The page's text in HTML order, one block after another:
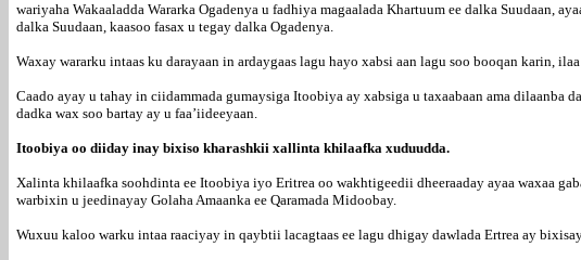
wariyaha Wakaaladda Wararka Ogadenya u fadhiya magaalada Khartuum ee dalka Suudaan,
dalka Suudaan, kaasoo fasax u tegay dalka Ogadenya.
Waxay wararku intaas ku darayaan in ardaygaas lagu hayo xabsi aan lagu soo booqan karin,
Caado ayay u tahay in ciidammada gumaysiga Itoobiya ay xabsiga u taxaabaan ama dilaanba
dadka wax soo bartay ay u faa’iideeyaan.
Itoobiya oo diiday inay bixiso kharashkii xallinta khilaafka xuduudda.
Xalinta khilaafka soohdinta ee Itoobiya iyo Eritrea oo wakhtigeedii dheeraaday ayaa waxaa
warbixin u jeedinayay Golaha Amaanka ee Qaramada Midoobay.
Wuxuu kaloo warku intaa raaciyay in qaybtii lacagtaas ee lagu dhigay dawlada Ertrea ay